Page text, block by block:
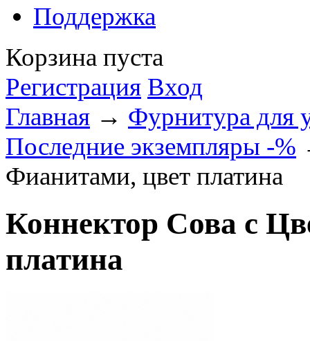
Поддержка
Корзина пуста
Регистрация Вход
Главная → Фурнитура для
Последние экземпляры -%
Фианитами, цвет платина
Коннектор Сова с
платина